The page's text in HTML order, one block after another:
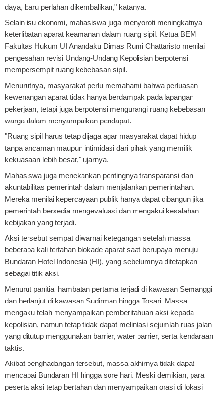
daya, baru perlahan dikembalikan," katanya.
Selain isu ekonomi, mahasiswa juga menyoroti meningkatnya
keterlibatan aparat keamanan dalam ruang sipil. Ketua BEM
Fakultas Hukum UI Anandaku Dimas Rumi Chattaristo menilai
pengesahan revisi Undang-Undang Kepolisian berpotensi
mempersempit ruang kebebasan sipil.
Menurutnya, masyarakat perlu memahami bahwa perluasan
kewenangan aparat tidak hanya berdampak pada lapangan
pekerjaan, tetapi juga berpotensi mengurangi ruang kebebasan
warga dalam menyampaikan pendapat.
"Ruang sipil harus tetap dijaga agar masyarakat dapat hidup
tanpa ancaman maupun intimidasi dari pihak yang memiliki
kekuasaan lebih besar," ujarnya.
Mahasiswa juga menekankan pentingnya transparansi dan
akuntabilitas pemerintah dalam menjalankan pemerintahan.
Mereka menilai kepercayaan publik hanya dapat dibangun jika
pemerintah bersedia mengevaluasi dan mengakui kesalahan
kebijakan yang terjadi.
Aksi tersebut sempat diwarnai ketegangan setelah massa
beberapa kali tertahan blokade aparat saat berupaya menuju
Bundaran Hotel Indonesia (HI), yang sebelumnya ditetapkan
sebagai titik aksi.
Menurut panitia, hambatan pertama terjadi di kawasan Semanggi
dan berlanjut di kawasan Sudirman hingga Tosari. Massa
mengaku telah menyampaikan pemberitahuan aksi kepada
kepolisian, namun tetap tidak dapat melintasi sejumlah ruas jalan
yang ditutup menggunakan barrier, water barrier, serta kendaraan
taktis.
Akibat penghadangan tersebut, massa akhirnya tidak dapat
mencapai Bundaran HI hingga sore hari. Meski demikian, para
peserta aksi tetap bertahan dan menyampaikan orasi di lokasi